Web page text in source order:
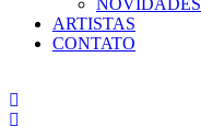
NOVIDADES
ARTISTAS
CONTATO